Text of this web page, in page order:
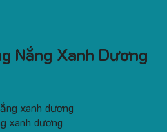
Nắng Xanh Dương
xanh dương